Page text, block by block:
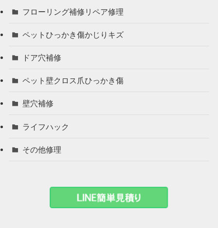
フローリング補修リペア修理
ペットひっかき傷かじりキズ
ドア穴補修
ペット壁クロス爪ひっかき傷
壁穴補修
ライフハック
その他修理